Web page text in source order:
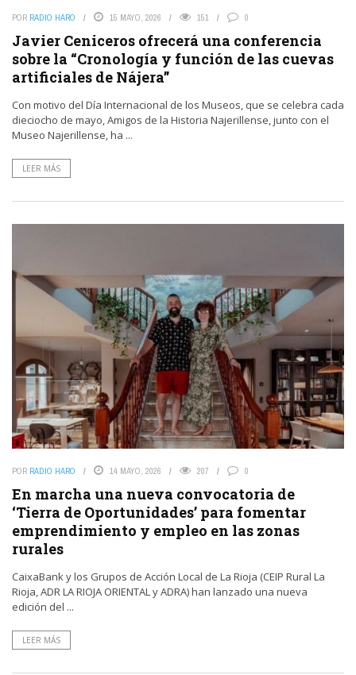
POR RADIO HARO 15 MAYO, 2026 151 0
Javier Ceniceros ofrecerá una conferencia
sobre la “Cronología y función de las cuevas
artificiales de Nájera”
Con motivo del Día Internacional de los Museos, que se celebra cada
dieciocho de mayo, Amigos de la Historia Najerillense, junto con el
Museo Najerillense, ha ...
LEER MÁS
POR RADIO HARO 14 MAYO, 2026 207 0
En marcha una nueva convocatoria de
‘Tierra de Oportunidades’ para fomentar
emprendimiento y empleo en las zonas
rurales
CaixaBank y los Grupos de Acción Local de La Rioja (CEIP Rural La
Rioja, ADR LA RIOJA ORIENTAL y ADRA) han lanzado una nueva
edición del ...
LEER MÁS